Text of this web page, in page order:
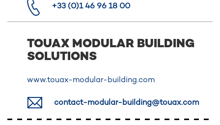
+33 (0)1 46 96 18 00
TOUAX MODULAR BUILDING
SOLUTIONS
www.touax-modular-building.com
contact-modular-building@touax.com